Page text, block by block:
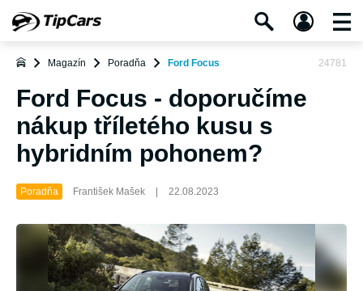
Magazín Poradňa Ford Focus 24781
Ford Focus - doporučíme
nákup tříletého kusu s
hybridním pohonem?
Poradňa František Mašek 22.08.2023